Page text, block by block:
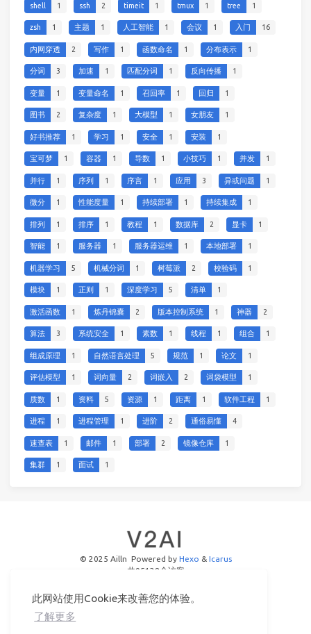
此网站使用Cookie来改善您的体验。
了解更多
shell 1 ssh 2 timeit 1 tmux 1 tree 1
zsh 1 主题 1 人工智能 1 会议 1 入门 16
内网穿透 2 写作 1 函数命名 1 分布表示 1
分词 3 加速 1 匹配分词 1 反向传播 1
变量 1 变量命名 1 召回率 1 回归 1
图书 2 复杂度 1 大模型 1 女朋友 1
好书推荐 1 学习 1 安全 1 安装 1
宝可梦 1 容器 1 导数 1 小技巧 1 并发 1
并行 1 序列 1 序言 1 应用 3 异或问题 1
微分 1 性能度量 1 持续部署 1 持续集成 1
排列 1 排序 1 教程 1 数据库 2 显卡 1
智能 1 服务器 1 服务器运维 1 本地部署 1
机器学习 5 机械分词 1 树莓派 2 校验码 1
模块 1 正则 1 深度学习 5 清单 1
激活函数 1 炼丹锦囊 2 版本控制系统 1 神器 2
算法 3 系统安全 1 素数 1 线程 1 组合 1
组成原理 1 自然语言处理 5 规范 1 论文 1
评估模型 1 词向量 2 词嵌入 2 词袋模型 1
质数 1 资料 5 资源 1 距离 1 软件工程 1
进程 1 进程管理 1 进阶 2 通俗易懂 4
速查表 1 邮件 1 部署 2 镜像仓库 1
集群 1 面试 1
© 2025 Ailln Powered by Hexo & Icarus
共95138 个访客